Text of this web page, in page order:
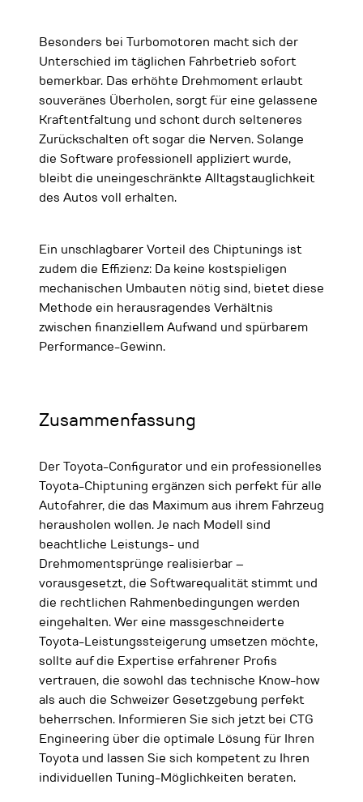
Besonders bei Turbomotoren macht sich der
Unterschied im täglichen Fahrbetrieb sofort
bemerkbar. Das erhöhte Drehmoment erlaubt
souveränes Überholen, sorgt für eine gelassene
Kraftentfaltung und schont durch selteneres
Zurückschalten oft sogar die Nerven. Solange
die Software professionell appliziert wurde,
bleibt die uneingeschränkte Alltagstauglichkeit
des Autos voll erhalten.
Ein unschlagbarer Vorteil des Chiptunings ist
zudem die Effizienz: Da keine kostspieligen
mechanischen Umbauten nötig sind, bietet diese
Methode ein herausragendes Verhältnis
zwischen finanziellem Aufwand und spürbarem
Performance-Gewinn.
Zusammenfassung
Der Toyota-Configurator und ein professionelles
Toyota-Chiptuning ergänzen sich perfekt für alle
Autofahrer, die das Maximum aus ihrem Fahrzeug
herausholen wollen. Je nach Modell sind
beachtliche Leistungs- und
Drehmomentsprünge realisierbar –
vorausgesetzt, die Softwarequalität stimmt und
die rechtlichen Rahmenbedingungen werden
eingehalten. Wer eine massgeschneiderte
Toyota-Leistungssteigerung umsetzen möchte,
sollte auf die Expertise erfahrener Profis
vertrauen, die sowohl das technische Know-how
als auch die Schweizer Gesetzgebung perfekt
beherrschen. Informieren Sie sich jetzt bei CTG
Engineering über die optimale Lösung für Ihren
Toyota und lassen Sie sich kompetent zu Ihren
individuellen Tuning-Möglichkeiten beraten.